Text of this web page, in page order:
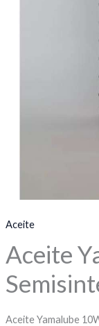
Aceite
Aceite
Aceite Yamalube